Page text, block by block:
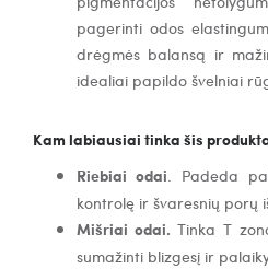
pagerinti odos
drėgmės balansą ir
idealiai papildo švelniai
Kam labiausiai tinka šis
Riebiai odai . Padeda
kontrolę ir švaresnių porų
Mišriai odai. Tinka T
sumažinti blizgesį ir